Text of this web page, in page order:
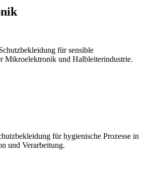
für sensible
Mikroelektronik und Halbleiterindustrie.
für hygienische Prozesse in
und Verarbeitung.